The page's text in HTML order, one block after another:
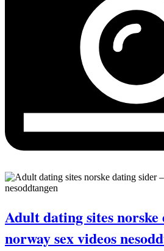
Adult dating sites
norway sex videos